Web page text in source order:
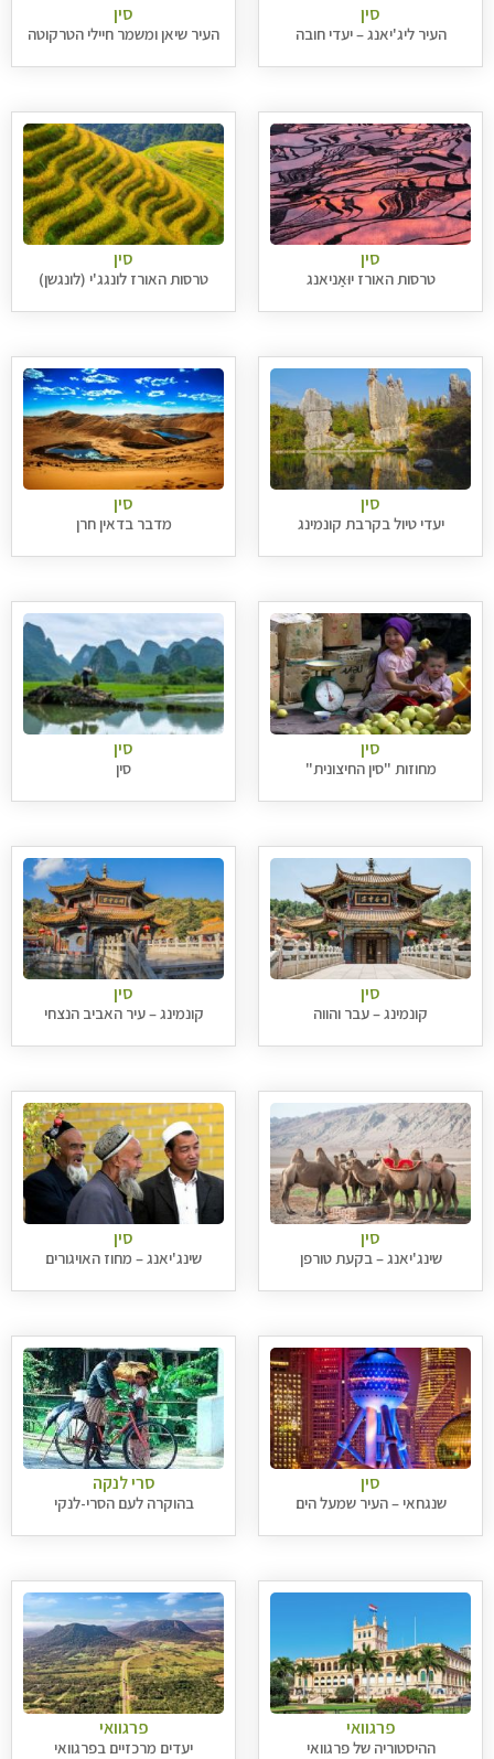
סין
העיר ליג'יאנג – יעדי חובה
סין
העיר שיאן ומשמר חיילי הטרקוטה
סין
טרסות האורז יוּאַניאנג
סין
טרסות האורז לונגג'י (לונגשן)
סין
יעדי טיול בקרבת קונמינג
סין
מדבר בדאין חרן
סין
מחוזות "סין החיצונית"
סין
סין
סין
קונמינג – עבר והווה
סין
קונמינג – עיר האביב הנצחי
סין
שינג'יאנג – בקעת טורפן
סין
שינג'יאנג – מחוז האויגורים
סין
שנגחאי – העיר שמעל הים
סרי לנקה
בהוקרה לעם הסרי-לנקי
פרגוואי
ההיסטוריה של פרגוואי
פרגוואי
יעדים מרכזיים בפרגוואי